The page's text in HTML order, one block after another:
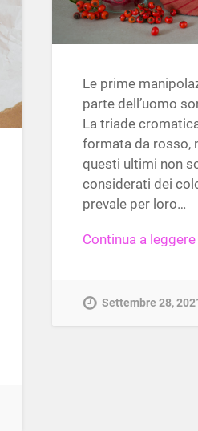
Le prime
parte dell’uomo
La triade
formata da rosso,
questi ultimi non
considerati dei
prevale per loro…
Continua a
Settembre 28,